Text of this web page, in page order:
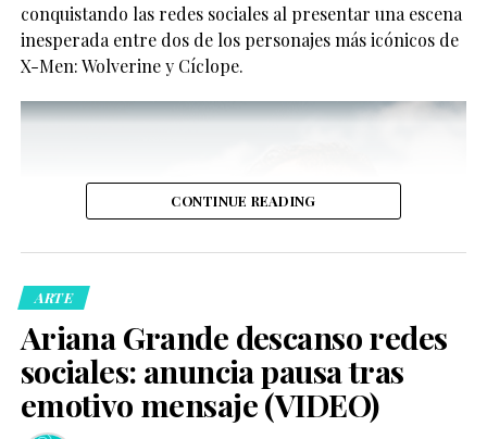
conquistando las redes sociales al presentar una escena
inesperada entre dos de los personajes más icónicos de
X-Men: Wolverine y Cíclope.
CONTINUE READING
ARTE
Ariana Grande descanso redes
sociales: anuncia pausa tras
emotivo mensaje (VIDEO)